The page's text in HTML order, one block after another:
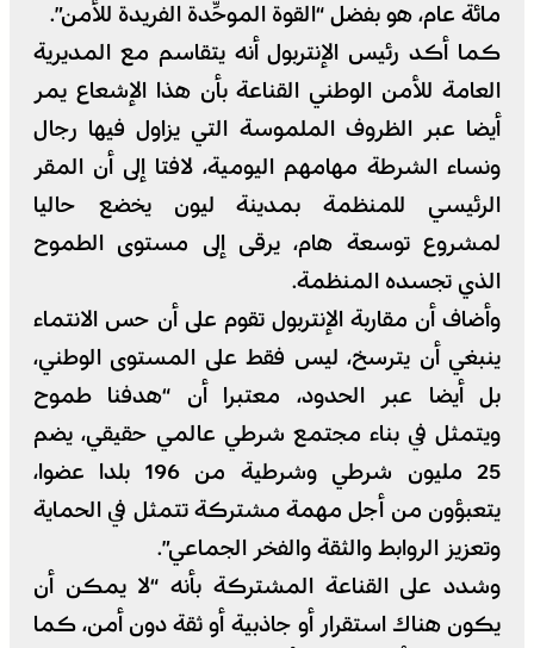
مائة عام، هو بفضل “القوة الموحِّدة الفريدة للأمن”.
كما أكد رئيس الإنتربول أنه يتقاسم مع المديرية
العامة للأمن الوطني القناعة بأن هذا الإشعاع يمر
أيضا عبر الظروف الملموسة التي يزاول فيها رجال
ونساء الشرطة مهامهم اليومية، لافتا إلى أن المقر
الرئيسي للمنظمة بمدينة ليون يخضع حاليا
لمشروع توسعة هام، يرقى إلى مستوى الطموح
الذي تجسده المنظمة.
وأضاف أن مقاربة الإنتربول تقوم على أن حس الانتماء
ينبغي أن يترسخ، ليس فقط على المستوى الوطني،
بل أيضا عبر الحدود، معتبرا أن “هدفنا طموح
ويتمثل في بناء مجتمع شرطي عالمي حقيقي، يضم
25 مليون شرطي وشرطية من 196 بلدا عضوا،
يتعبؤون من أجل مهمة مشتركة تتمثل في الحماية
وتعزيز الروابط والثقة والفخر الجماعي”.
وشدد على القناعة المشتركة بأنه “لا يمكن أن
يكون هناك استقرار أو جاذبية أو ثقة دون أمن، كما